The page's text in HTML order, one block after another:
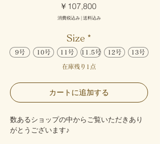
￥107,800価
格
消費税込み|送料込み
Size *
9号 10号 11号 11.5号 12号 13号
在庫残り1点
カートに追加する
数あるショップの中からご覧いただきあり
がとうございます♪